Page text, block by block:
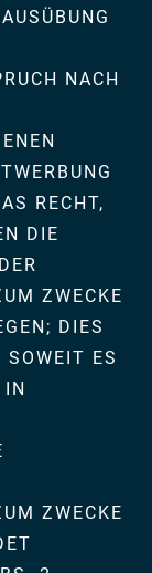
NACH
RECHT,
DIE
ZWECKE
DIES
ES
IN
ZWECKE